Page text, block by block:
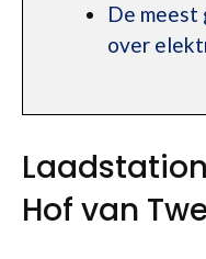
De meest
over
Hof van